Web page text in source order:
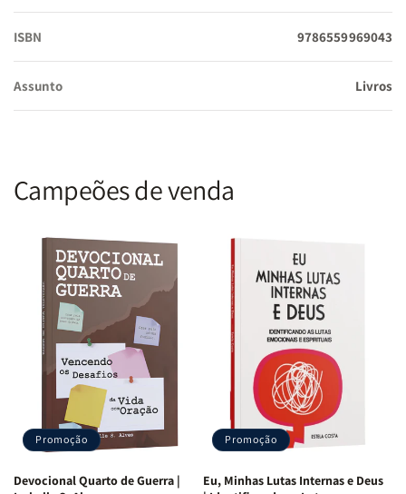
ISBN 9786559969043
Assunto Livros
Campeões de venda
Promoção
Devocional Quarto de Guerra |
Promoção
Eu, Minhas Lutas Internas e Deus